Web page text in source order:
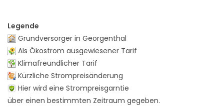
Legende
Grundversorger in Georgenthal
Als Ökostrom ausgewiesener Tarif
Klimafreundlicher Tarif
Kürzliche Strompreisänderung
Hier wird eine Strompreisgarntie
über einen bestimmten Zeitraum gegeben.